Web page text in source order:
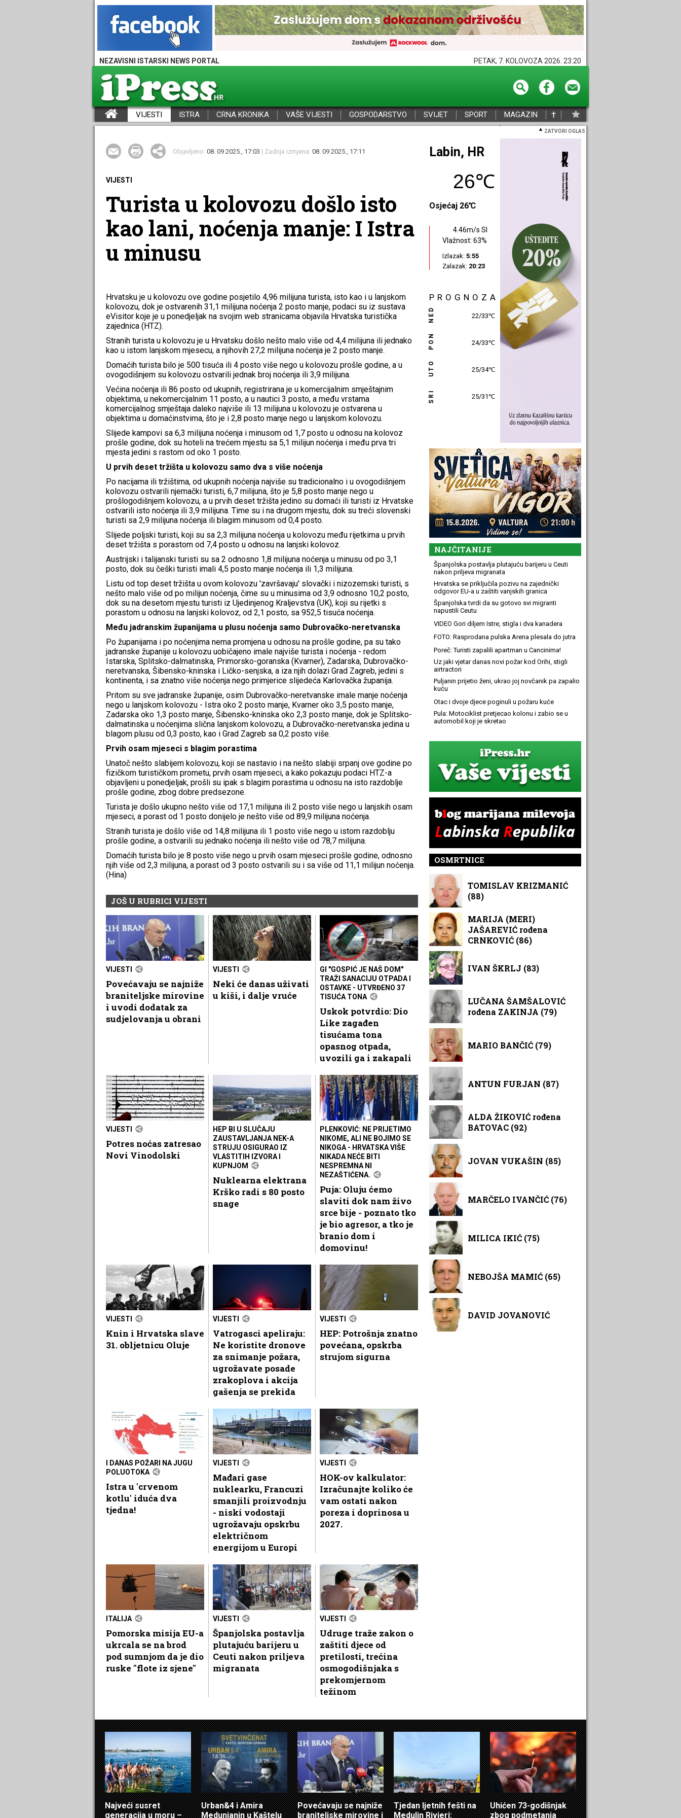
NEZAVISNI ISTARSKI NEWS PORTAL PETAK, 7. KOLOVOZA 2026. 23:20
VIJESTI ISTRA CRNA KRONIKA VAŠE VIJESTI GOSPODARSTVO SVIJET SPORT MAGAZIN †
ZATVORI OGLAS
Objavljeno: 08. 09 2025., 17:03 | Zadnja izmjena: 08. 09 2025., 17:11
VIJESTI
Turista u kolovozu došlo isto
kao lani, noćenja manje: I Istra
u minusu
Hrvatsku je u kolovozu ove godine posjetilo 4,96 milijuna turista, isto kao i u lanjskom
kolovozu, dok je ostvarenih 31,1 milijuna noćenja 2 posto manje, podaci su iz sustava
eVisitor koje je u ponedjeljak na svojim web stranicama objavila Hrvatska turistička
zajednica (HTZ).
Stranih turista u kolovozu je u Hrvatsku došlo nešto malo više od 4,4 milijuna ili jednako
kao u istom lanjskom mjesecu, a njihovih 27,2 milijuna noćenja je 2 posto manje.
Domaćih turista bilo je 500 tisuća ili 4 posto više nego u kolovozu prošle godine, a u
ovogodišnjem su kolovozu ostvarili jednak broj noćenja ili 3,9 milijuna.
Većina noćenja ili 86 posto od ukupnih, registrirana je u komercijalnim smještajnim
objektima, u nekomercijalnim 11 posto, a u nautici 3 posto, a među vrstama
komercijalnog smještaja daleko najviše ili 13 milijuna u kolovozu je ostvarena u
objektima u domaćinstvima, što je i 2,8 posto manje nego u lanjskom kolovozu.
Slijede kampovi sa 6,3 milijuna noćenja i minusom od 1,7 posto u odnosu na kolovoz
prošle godine, dok su hoteli na trećem mjestu sa 5,1 milijun noćenja i među prva tri
mjesta jedini s rastom od oko 1 posto.
U prvih deset tržišta u kolovozu samo dva s više noćenja
Po nacijama ili tržištima, od ukupnih noćenja najviše su tradicionalno i u ovogodišnjem
kolovozu ostvarili njemački turisti, 6,7 milijuna, što je 5,8 posto manje nego u
prošlogodišnjem kolovozu, a u prvih deset tržišta jedino su domaći ili turisti iz Hrvatske
ostvarili isto noćenja ili 3,9 milijuna. Time su i na drugom mjestu, dok su treći slovenski
turisti sa 2,9 milijuna noćenja ili blagim minusom od 0,4 posto.
Slijede poljski turisti, koji su sa 2,3 milijuna noćenja u kolovozu među rijetkima u prvih
deset tržišta s porastom od 7,4 posto u odnosu na lanjski kolovoz.
Austrijski i talijanski turisti su sa 2 odnosno 1,8 milijuna noćenja u minusu od po 3,1
posto, dok su češki turisti imali 4,5 posto manje noćenja ili 1,3 milijuna.
Listu od top deset tržišta u ovom kolovozu 'završavaju' slovački i nizozemski turisti, s
nešto malo više od po milijun noćenja, čime su u minusima od 3,9 odnosno 10,2 posto,
dok su na desetom mjestu turisti iz Ujedinjenog Kraljevstva (UK), koji su rijetki s
porastom u odnosu na lanjski kolovoz, od 2,1 posto, sa 952,5 tisuća noćenja.
Među jadranskim županijama u plusu noćenja samo Dubrovačko-neretvanska
Po županijama i po noćenjima nema promjena u odnosu na prošle godine, pa su tako
jadranske županije u kolovozu uobičajeno imale najviše turista i noćenja - redom
Istarska, Splitsko-dalmatinska, Primorsko-goranska (Kvarner), Zadarska, Dubrovačko-
neretvanska, Šibensko-kninska i Ličko-senjska, a iza njih dolazi Grad Zagreb, jedini s
kontinenta, i sa znatno više noćenja nego primjerice slijedeća Karlovačka županija.
Pritom su sve jadranske županije, osim Dubrovačko-neretvanske imale manje noćenja
nego u lanjskom kolovozu - Istra oko 2 posto manje, Kvarner oko 3,5 posto manje,
Zadarska oko 1,3 posto manje, Šibensko-kninska oko 2,3 posto manje, dok je Splitsko-
dalmatinska u noćenjima slična lanjskom kolovozu, a Dubrovačko-neretvanska jedina u
blagom plusu od 0,3 posto, kao i Grad Zagreb sa 0,2 posto više.
Prvih osam mjeseci s blagim porastima
Unatoč nešto slabijem kolovozu, koji se nastavio i na nešto slabiji srpanj ove godine po
fizičkom turističkom prometu, prvih osam mjeseci, a kako pokazuju podaci HTZ-a
objavljeni u ponedjeljak, prošli su ipak s blagim porastima u odnosu na isto razdoblje
prošle godine, zbog dobre predsezone.
Turista je došlo ukupno nešto više od 17,1 milijuna ili 2 posto više nego u lanjskih osam
mjeseci, a porast od 1 posto donijelo je nešto više od 89,9 milijuna noćenja.
Stranih turista je došlo više od 14,8 milijuna ili 1 posto više nego u istom razdoblju
prošle godine, a ostvarili su jednako noćenja ili nešto više od 78,7 milijuna.
Domaćih turista bilo je 8 posto više nego u prvih osam mjeseci prošle godine, odnosno
njih više od 2,3 milijuna, a porast od 3 posto ostvarili su i sa više od 11,1 milijun noćenja.
(Hina)
JOŠ U RUBRICI VIJESTI
VIJESTI
Povećavaju se najniže
braniteljske mirovine
i uvodi dodatak za
sudjelovanja u obrani
VIJESTI
Neki će danas uživati
u kiši, i dalje vruće
GI "GOSPIĆ JE NAŠ DOM"
TRAŽI SANACIJU OTPADA I
OSTAVKE - UTVRĐENO 37
TISUĆA TONA
Uskok potvrdio: Dio
Like zagađen
tisućama tona
opasnog otpada,
uvozili ga i zakapali
VIJESTI
Potres noćas zatresao
Novi Vinodolski
HEP BI U SLUČAJU
ZAUSTAVLJANJA NEK-A
STRUJU OSIGURAO IZ
VLASTITIH IZVORA I
KUPNJOM
Nuklearna elektrana
Krško radi s 80 posto
snage
PLENKOVIĆ: NE PRIJETIMO
NIKOME, ALI NE BOJIMO SE
NIKOGA - HRVATSKA VIŠE
NIKADA NEĆE BITI
NESPREMNA NI
NEZAŠTIĆENA.
Puja: Oluju ćemo
slaviti dok nam živo
srce bije - poznato tko
je bio agresor, a tko je
branio dom i
domovinu!
VIJESTI
Knin i Hrvatska slave
31. obljetnicu Oluje
VIJESTI
Vatrogasci apeliraju:
Ne koristite dronove
za snimanje požara,
ugrožavate posade
zrakoplova i akcija
gašenja se prekida
VIJESTI
HEP: Potrošnja znatno
povećana, opskrba
strujom sigurna
I DANAS POŽARI NA JUGU
POLUOTOKA
Istra u 'crvenom
kotlu' iduća dva
tjedna!
VIJESTI
Mađari gase
nuklearku, Francuzi
smanjili proizvodnju
- niski vodostaji
ugrožavaju opskrbu
električnom
energijom u Europi
VIJESTI
HOK-ov kalkulator:
Izračunajte koliko će
vam ostati nakon
poreza i doprinosa u
2027.
ITALIJA
Pomorska misija EU-a
ukrcala se na brod
pod sumnjom da je dio
ruske "flote iz sjene"
VIJESTI
Španjolska postavlja
plutajuću barijeru u
Ceuti nakon priljeva
migranata
VIJESTI
Udruge traže zakon o
zaštiti djece od
pretilosti, trećina
osmogodišnjaka s
prekomjernom
težinom
Poreč, HR
28℃
Osjećaj 28℃
1.74m/s SI
Vlažnost: 43%
Izlazak: 5:57
Zalazak: 20:25
PROGNOZA
NED 25/30℃
PON 26/31℃
UTO 26/32℃
SRI 26/30℃
NAJČITANIJE
Španjolska postavlja plutajuću barijeru u Ceuti
nakon priljeva migranata
Hrvatska se priključila pozivu na zajednički
odgovor EU-a u zaštiti vanjskih granica
Španjolska tvrdi da su gotovo svi migranti
napustili Ceutu
VIDEO Gori diljem Istre, stigla i dva kanadera
FOTO: Rasprodana pulska Arena plesala do jutra
Poreč: Turisti zapalili apartman u Cancinima!
Uz jaki vjetar danas novi požar kod Orihi, stigli
airtractori
Puljanin prijetio ženi, ukrao joj novčanik pa zapalio
kuću
Otac i dvoje djece poginuli u požaru kuće
Pula: Motociklist pretjecao kolonu i zabio se u
automobil koji je skretao
OSMRTNICE
TOMISLAV KRIZMANIĆ
(88)
MARIJA (MERI)
JAŠAREVIĆ rođena
CRNKOVIĆ (86)
IVAN ŠKRLJ (83)
LUČANA ŠAMŠALOVIĆ
rođena ZAKINJA (79)
MARIO BANČIĆ (79)
ANTUN FURJAN (87)
ALDA ŽIKOVIĆ rođena
BATOVAC (92)
JOVAN VUKAŠIN (85)
MARČELO IVANČIĆ (76)
MILICA IKIĆ (75)
NEBOJŠA MAMIĆ (65)
DAVID JOVANOVIĆ
Najveći susret
generacija u moru –
Urban&4 i Amira
Medunjanin u Kaštelu
Povećavaju se najniže
braniteljske mirovine i
Tjedan ljetnih fešti na
Medulin Rivieri:
Uhićen 73-godišnjak
zbog podmetanja